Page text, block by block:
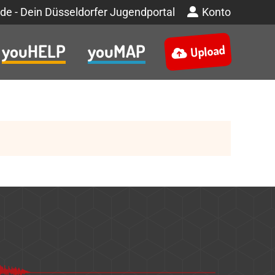
- Dein Düsseldorfer Jugendportal Konto
youHELP youMAP Upload